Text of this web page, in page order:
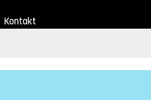
Kontakt